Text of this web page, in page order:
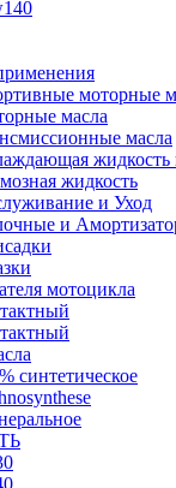
моторные
масла
масла
жидкость
жидкость
и Уход
и
мотоцикла
синтетическое